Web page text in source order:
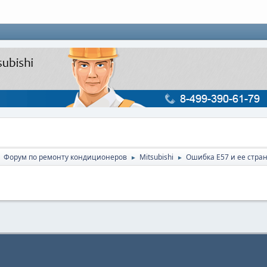
Форум по ремонту кондиционеров ► Mitsubishi ► Ошибка Е57 и ее